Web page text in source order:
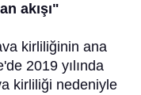
akışı"
kirliliğinin ana
2019 yılında
kirliliği nedeniyle